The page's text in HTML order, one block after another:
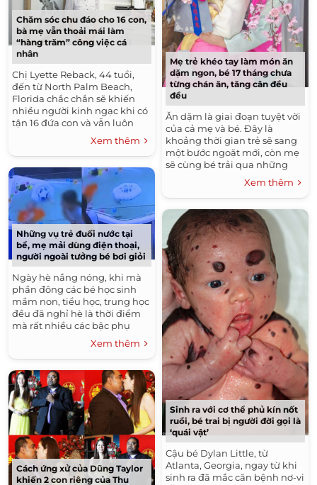
Chăm sóc chu đáo cho 16 con,
bà mẹ vẫn thoải mái làm
“hàng trăm” công việc cá
nhân
Chị Lyette Reback, 44 tuổi,
đến từ North Palm Beach,
Florida chắc chắn sẽ khiến
nhiều người kinh ngạc khi có
tận 16 đứa con và vẫn luôn
chăm sóc các con rất chu
đáo, cẩn thận, lại còn dư rất...
Xem thêm
Những vụ trẻ đuối nước tại
bể, mẹ mải dùng điện thoại,
người ngoài tưởng bé bơi giỏi
Ngày hè nắng nóng, khi mà
phần đông các bé học sinh
mầm non, tiểu học, trung học
đều đã nghỉ hè là thời điểm
mà rất nhiều các bậc phụ
huynh thường đưa con đến
các bể bơi vừa là...
Xem thêm
Cách ứng xử của Dũng Taylor
khiến 2 con riêng của Thu
Mẹ trẻ khéo tay làm món ăn
dặm ngon, bé 17 tháng chưa
từng chán ăn, tăng cân đều
đều
Ăn dặm là giai đoạn tuyệt vời
của cả mẹ và bé. Đây là
khoảng thời gian trẻ sẽ sang
một bước ngoặt mới, còn mẹ
sẽ cùng bé trải qua những
cung bậc cảm xúc mới trong
hành trình nuôi...
Xem thêm
Sinh ra với cơ thể phủ kín nốt
ruồi, bé trai bị người đời gọi là
‘quái vật’
Cậu bé Dylan Little, từ
Atlanta, Georgia, ngay từ khi
sinh ra đã mắc căn bệnh nơ-vi